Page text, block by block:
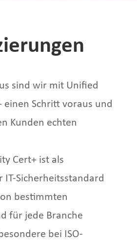
sind wir mit Unified
einen Schritt voraus und
Kunden echten
Cert+ ist als
Sicherheitsstandard
bestimmten
für jede Branche
bei ISO-